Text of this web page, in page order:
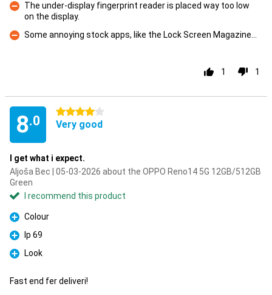
Con
The under-display fingerprint reader is placed way too low
on the display.
Con
Some annoying stock apps, like the Lock Screen Magazine...
1 1
8.0
4 stars
Very good
I get what i expect.
Aljoša Bec | 05-03-2026 about the OPPO Reno14 5G 12GB/512GB
Green
I recommend this product
Pro
Colour
Pro
Ip 69
Pro
Look
Fast end fer deliveri!